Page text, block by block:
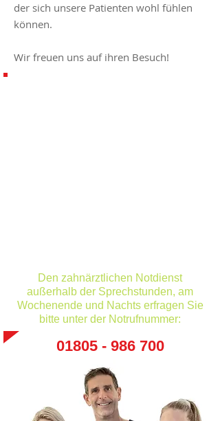
der sich unsere Patienten wohl fühlen
können.
Wir freuen uns auf ihren Besuch!
Den zahnärztlichen Notdienst
außerhalb der Sprechstunden, am
Wochenende und Nachts erfragen Sie
bitte unter der Notrufnummer:
01805 - 986 700